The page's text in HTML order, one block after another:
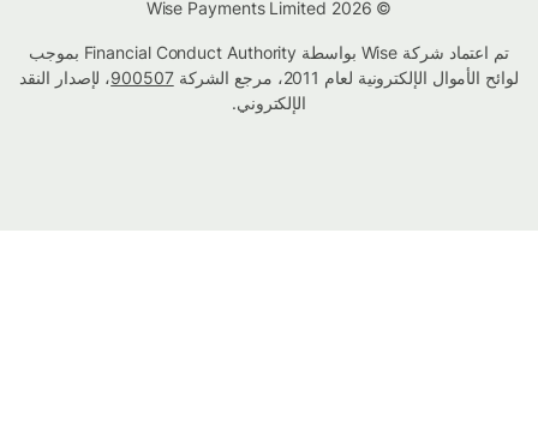
تم اعتماد شركة Wise بواسطة Financial Conduct Authority بموجب
لوائح الأموال الإلكترونية لعام 2011، مرجع الشركة
900507، لإصدار النقد
الإلكتروني.